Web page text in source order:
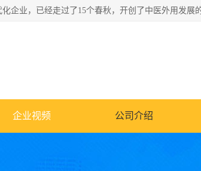
企业视频 公司介绍